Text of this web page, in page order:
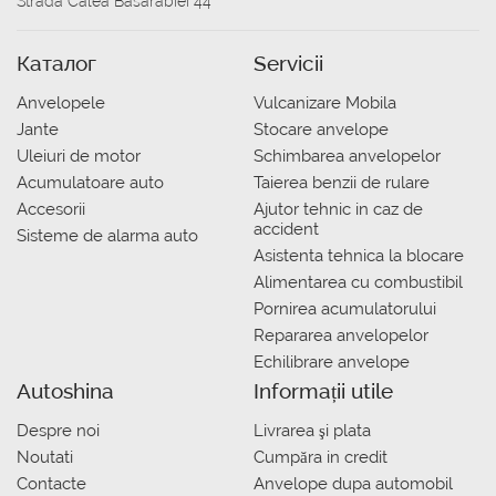
Каталог
Anvelopele
Jante
Uleiuri de motor
Acumulatoare auto
Accesorii
Sisteme de alarma auto
Servicii
Vulcanizare Mobila
Stocare anvelope
Schimbarea anvelopelor
Taierea benzii de rulare
Ajutor tehnic in caz de
accident
Asistenta tehnica la blocare
Alimentarea cu combustibil
Pornirea acumulatorului
Repararea anvelopelor
Echilibrare anvelope
Autoshina
Despre noi
Noutati
Contacte
Informații utile
Livrarea şi plata
Сumpăra in credit
Anvelope dupa automobil